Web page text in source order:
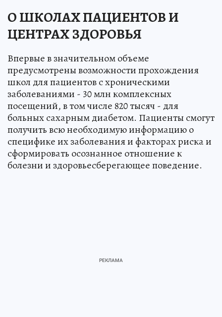
О ШКОЛАХ ПАЦИЕНТОВ И
ЦЕНТРАХ ЗДОРОВЬЯ
Впервые в значительном объеме
предусмотрены возможности прохождения
школ для пациентов с хроническими
заболеваниями - 30 млн комплексных
посещений, в том числе 820 тысяч - для
больных сахарным диабетом. Пациенты смогут
получить всю необходимую информацию о
специфике их заболевания и факторах риска и
сформировать осознанное отношение к
болезни и здоровьесберегающее поведение.